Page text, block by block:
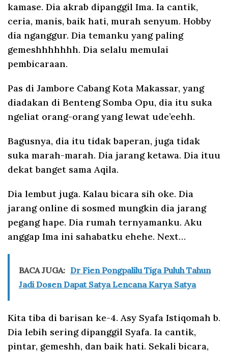
kamase. Dia akrab dipanggil Ima. Ia cantik,
ceria, manis, baik hati, murah senyum. Hobby
dia nganggur. Dia temanku yang paling
gemeshhhhhhh. Dia selalu memulai
pembicaraan.
Pas di Jambore Cabang Kota Makassar, yang
diadakan di Benteng Somba Opu, dia itu suka
ngeliat orang-orang yang lewat ude’eehh.
Bagusnya, dia itu tidak baperan, juga tidak
suka marah-marah. Dia jarang ketawa. Dia ituu
dekat banget sama Aqila.
Dia lembut juga. Kalau bicara sih oke. Dia
jarang online di sosmed mungkin dia jarang
pegang hape. Dia rumah ternyamanku. Aku
anggap Ima ini sahabatku ehehe. Next…
BACA JUGA: Dr Fien Pongpalilu Tiga Puluh Tahun
Jadi Dosen Dapat Satya Lencana Karya Satya
Kita tiba di barisan ke-4. Asy Syafa Istiqomah b.
Dia lebih sering dipanggil Syafa. Ia cantik,
pintar, gemeshh, dan baik hati. Sekali bicara,